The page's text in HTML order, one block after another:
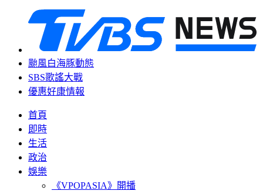
颱風白海豚動態
SBS歌謠大戰
優惠好康情報
首頁
即時
生活
政治
娛樂
《VPOPASIA》開播